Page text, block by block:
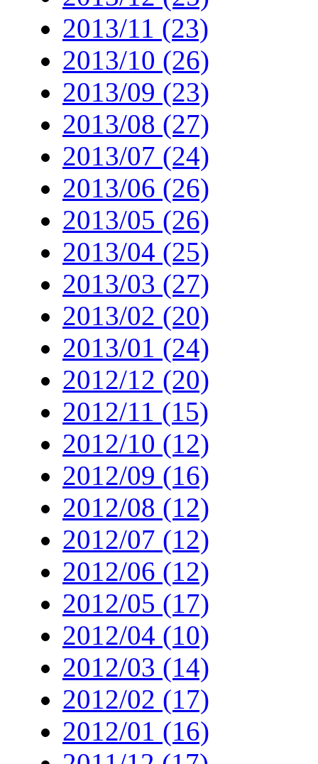
2013/11 (23)
2013/10 (26)
2013/09 (23)
2013/08 (27)
2013/07 (24)
2013/06 (26)
2013/05 (26)
2013/04 (25)
2013/03 (27)
2013/02 (20)
2013/01 (24)
2012/12 (20)
2012/11 (15)
2012/10 (12)
2012/09 (16)
2012/08 (12)
2012/07 (12)
2012/06 (12)
2012/05 (17)
2012/04 (10)
2012/03 (14)
2012/02 (17)
2012/01 (16)